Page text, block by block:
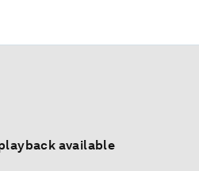
available